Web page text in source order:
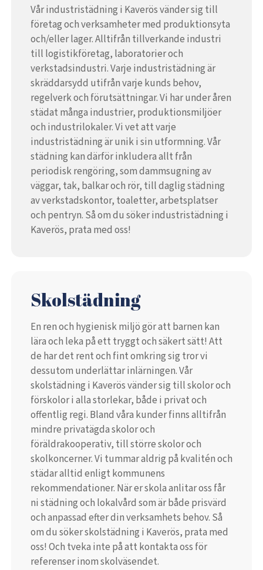
Vår industristädning i Kaverös vänder sig till
företag och verksamheter med produktionsyta
och/eller lager. Alltifrån tillverkande industri
till logistikföretag, laboratorier och
verkstadsindustri. Varje industristädning är
skräddarsydd utifrån varje kunds behov,
regelverk och förutsättningar. Vi har under åren
städat många industrier, produktionsmiljöer
och industrilokaler. Vi vet att varje
industristädning är unik i sin utformning. Vår
städning kan därför inkludera allt från
periodisk rengöring, som dammsugning av
väggar, tak, balkar och rör, till daglig städning
av verkstadskontor, toaletter, arbetsplatser
och pentryn. Så om du söker industristädning i
Kaverös, prata med oss!
Skolstädning
En ren och hygienisk miljö gör att barnen kan
lära och leka på ett tryggt och säkert sätt! Att
de har det rent och fint omkring sig tror vi
dessutom underlättar inlärningen. Vår
skolstädning i Kaverös vänder sig till skolor och
förskolor i alla storlekar, både i privat och
offentlig regi. Bland våra kunder finns alltifrån
mindre privatägda skolor och
föräldrakooperativ, till större skolor och
skolkoncerner. Vi tummar aldrig på kvalitén och
städar alltid enligt kommunens
rekommendationer. När er skola anlitar oss får
ni städning och lokalvård som är både prisvärd
och anpassad efter din verksamhets behov. Så
om du söker skolstädning i Kaverös, prata med
oss! Och tveka inte på att kontakta oss för
referenser inom skolväsendet.